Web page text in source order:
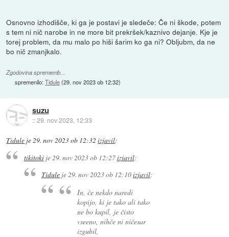
Osnovno izhodišče, ki ga je postavi je sledeče: Če ni škode, potem
s tem ni nič narobe in ne more bit prekršek/kaznivo dejanje. Kje je
torej problem, da mu malo po hiši šarim ko ga ni? Obljubm, da ne
bo nič zmanjkalo.
Zgodovina sprememb…
spremenilo:Tidule(29. nov 2023 ob 12:32)
suzu
::29. nov 2023, 12:33
Tidule je29. nov 2023 ob 12:32 izjavil:
tikitokije29. nov 2023 ob 12:27izjavil:
Tidule je 29. nov 2023 ob 12:10izjavil:
In, če nekdo naredi
kopijo, ki je tako ali tako
ne bo kupil, je čisto
vseeno, nihče ni ničesar
izgubil,